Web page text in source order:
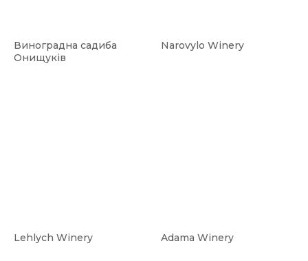
Виноградна садиба
Онищуків
Narovylo Winery
Lehlych Winery Adama Winery